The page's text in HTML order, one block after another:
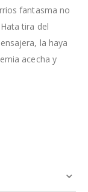
fantasma no
tira del
la haya
acecha y